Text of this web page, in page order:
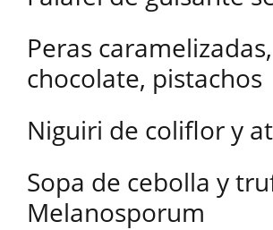
Peras caramelizadas,
chocolate, pistachos
Niguiri de coliflor y
Sopa de cebolla y
Melanosporum